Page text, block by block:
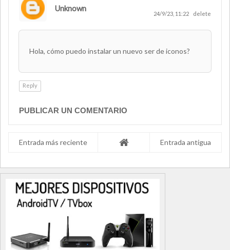
Unknown
24/9/23, 11:22 delete
Hola, cómo puedo instalar un nuevo ser de iconos?
Reply
PUBLICAR UN COMENTARIO
Entrada más reciente Entrada antigua